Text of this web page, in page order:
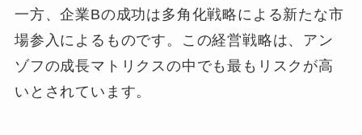
一方、企業Bの成功は多角化戦略による新たな市
場参入によるものです。この経営戦略は、アン
ゾフの成長マトリクスの中でも最もリスクが高
いとされています。